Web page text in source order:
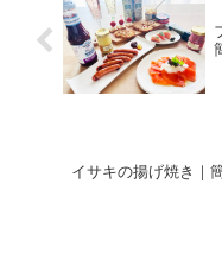
イサキの揚げ焼き｜